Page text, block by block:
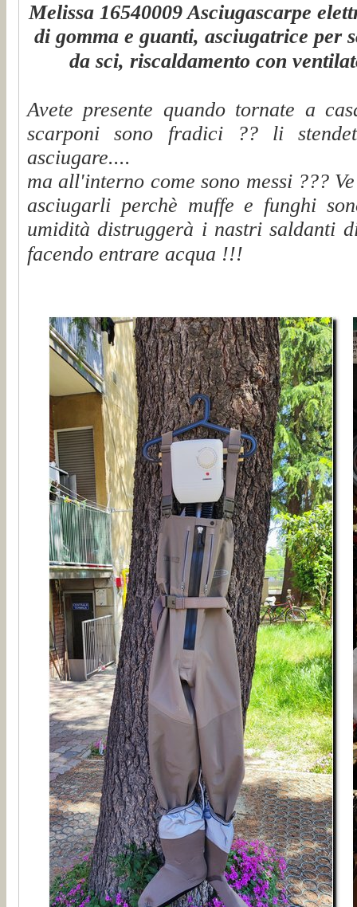
Melissa 16540009 Asciugascarpe
di gomma e guanti, asciugatrice per
da sci, riscaldamento con
Avete presente quando tornate a
scarponi sono fradici ?? li
asciugare....
ma all'interno come sono messi ???
asciugarli perchè muffe e funghi
umidità distruggerà i nastri saldanti
facendo entrare acqua !!!